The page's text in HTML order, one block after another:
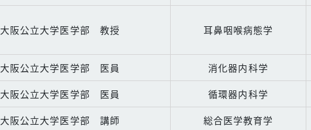
大阪公立大学医学部 教授 耳鼻咽喉病態学
大阪公立大学医学部 医員 消化器内科学
大阪公立大学医学部 医員 循環器内科学
大阪公立大学医学部 講師 総合医学教育学